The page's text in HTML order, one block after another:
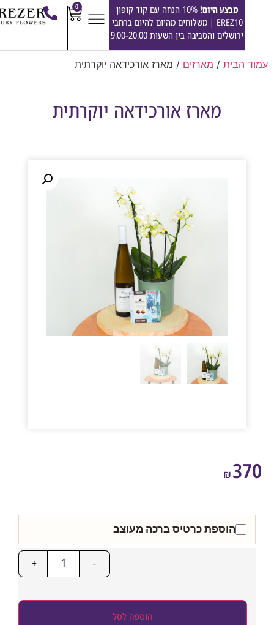
מבצע היום!
10% הנחה עם קוד קופון
EREZ10 | משלוחים מהיום להיום ברחבי
ירושלים והסביבה בין השעות 9:00-20:00
/מארזים/ מארז אורכידאה יוקרתית
מארז אורכידאה יוקרתית
₪
הוספת כרטיס ברכה מעוצב
+
הוספה לסל